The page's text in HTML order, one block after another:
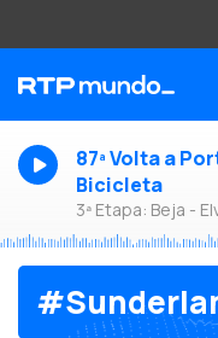
87ª Volta a
Bicicleta
3ª Etapa: Beja -